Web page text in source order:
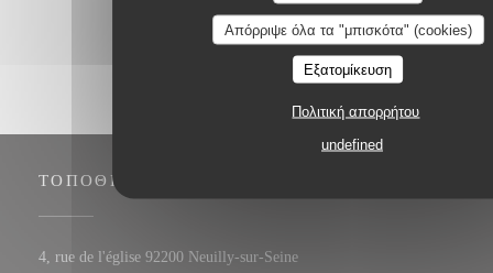
Απόρριψε όλα τα "μπισκότα" (cookies)
Εξατομίκευση
Πολιτική απορρήτου
undefined
ΤΟΠΟΘΕΣΊΑ
4, rue de l'église 92200 Neuilly-sur-Seine((ανοίγει σε νέο παράθυρο))